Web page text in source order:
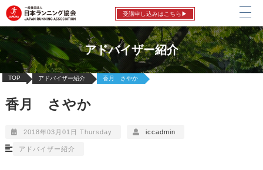
受講申し込みはこちら▶
アドバイザー紹介
TOP アドバイザー紹介 香月 さやか
香月 さやか
2018年03月01日 Thursday iccadmin
アドバイザー紹介